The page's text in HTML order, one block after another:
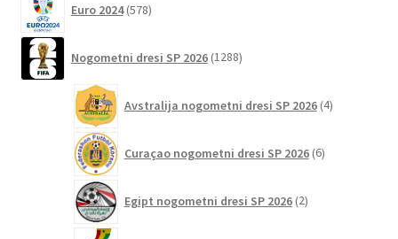
Euro 2024 578izdelkov
Nogometni dresi SP 2026 1288izdelkov
Avstralija nogometni dresi SP 2026 4izdelki
Curaçao nogometni dresi SP 2026 6izdelkov
Egipt nogometni dresi SP 2026 2izdelka